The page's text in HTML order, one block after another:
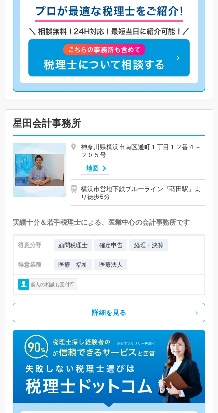
星田会計事務所
神奈川県横浜市南区通町１丁目１２番４－
２０５号
地図
横浜市営地下鉄ブルーライン『蒔田駅』よ
り徒歩5分
実績十分＆若手税理士による、医業中心の会計事務所です
得意分野 顧問税理士 確定申告 経理・決算
得意業種 医療・福祉 医療法人
個人の相談も受付可
詳細を見る